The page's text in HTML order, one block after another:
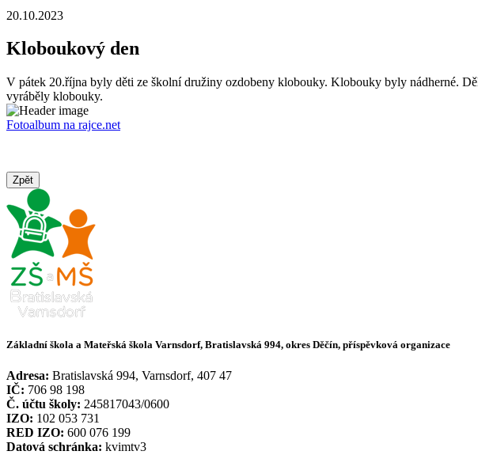
20.10.2023
Kloboukový den
V pátek 20.října byly děti ze školní družiny ozdobeny klobouky. Klobouky byly nádherné.
vyráběly klobouky.
Fotoalbum na rajce.net
Zpět
Základní škola a Mateřská škola Varnsdorf, Bratislavská 994, okres Děčín, příspěvková organizace
Adresa: Bratislavská 994, Varnsdorf, 407 47
IČ: 706 98 198
Č. účtu školy: 245817043/0600
IZO: 102 053 731
RED IZO: 600 076 199
Datová schránka: kvimtv3